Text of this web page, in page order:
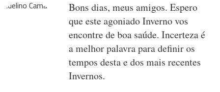
Bons dias, meus amigos. Espero
que este agoniado Inverno vos
encontre de boa saúde. Incerteza é
a melhor palavra para definir os
tempos desta e dos mais recentes
Invernos.